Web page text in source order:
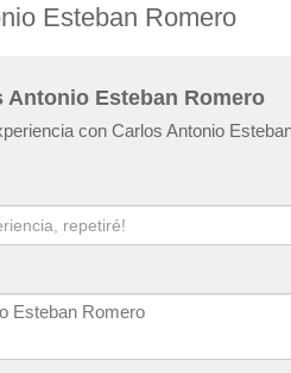
Esteban Romero
Esteban Romero
con Carlos Antonio